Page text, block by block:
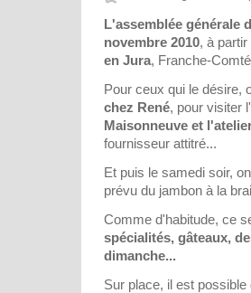
L'assemblée générale
novembre 2010, à partir
en Jura, Franche-
Pour ceux qui le désire,
chez René, pour visiter l'
Maisonneuve et
fournisseur attitré...
Et puis le samedi soir,
prévu du jambon à la
Comme d'habitude, ce
spécialités, gâteaux,
dimanche...
Sur place, il est